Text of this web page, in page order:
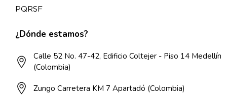
PQRSF
¿Dónde estamos?
Calle 52 No. 47-42, Edificio Coltejer - Piso 14 Medellín
(Colombia)
Zungo Carretera KM 7 Apartadó (Colombia)